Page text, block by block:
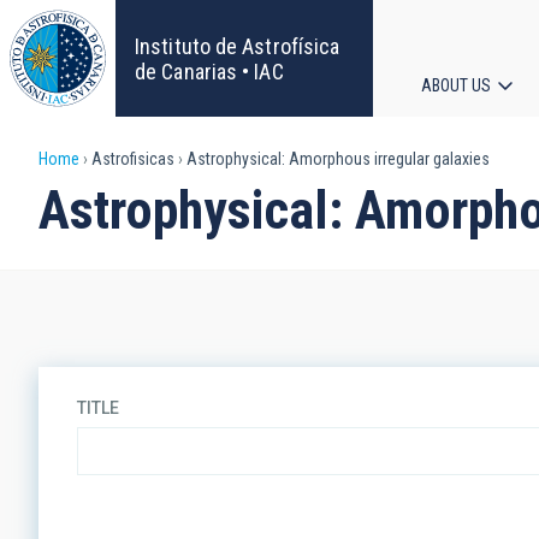
Skip
to
main
content
Instituto de Astrofísica
de Canarias • IAC
ABOUT US
Breadcrumb
Home Astrofisicas Astrophysical: Amorphous irregular galaxies
Astrophysical:
TITLE